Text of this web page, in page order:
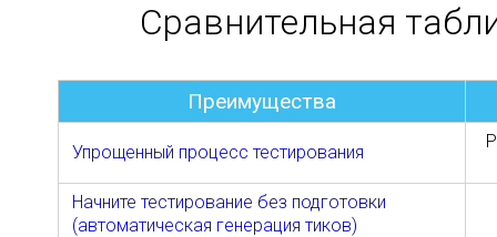
Сравнительная
Преимущества
Упрощенный процесс тестирования
Начните тестирование без подготовки
(автоматическая генерация тиков)